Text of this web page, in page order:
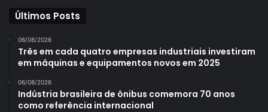
Últimos Posts
06/08/2026
Três em cada quatro empresas industriais investiram
em máquinas e equipamentos novos em 2025
06/08/2026
Indústria brasileira de ônibus comemora 70 anos
como referência internacional